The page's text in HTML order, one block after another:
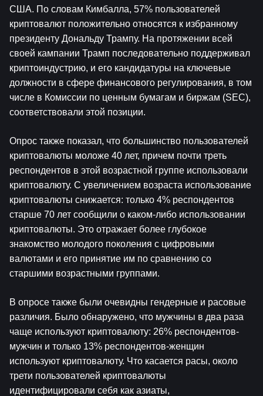
США. По словам Кимбалла, 57% пользователей
криптовалют положительно относятся к избранному
президенту Дональду Трампу. На протяжении всей
своей кампании Трамп последовательно поддерживал
криптоиндустрию, и его кандидатуры на ключевые
должности в сфере финансового регулирования, в том
числе в Комиссии по ценным бумагам и биржам (SEC),
соответствовали этой позиции.
Опрос также показал, что большинство пользователей
криптовалюты моложе 40 лет, причем почти треть
респондентов в этой возрастной группе использовали
криптовалюту. С увеличением возраста использование
криптовалюты снижается: только 4% респондентов
старше 70 лет сообщили о каком-либо использовании
криптовалюты. Это отражает более глубокое
знакомство молодого поколения с цифровыми
валютами и его принятие им по сравнению со
старшими возрастными группами.
В опросе также были очевидны гендерные и расовые
различия. Было обнаружено, что мужчины в два раза
чаще используют криптовалюту: 26% респондентов-
мужчин и только 13% респондентов-женщин
используют криптовалюту. Что касается расы, около
трети пользователей криптовалюты
идентифицировали себя как азиаты,